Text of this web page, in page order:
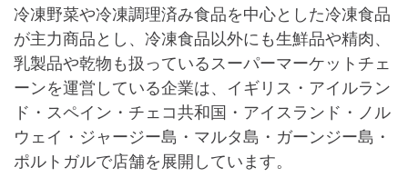
冷凍野菜や冷凍調理済み食品を中心とした冷凍食品
が主力商品とし、冷凍食品以外にも生鮮品や精肉、
乳製品や乾物も扱っているスーパーマーケットチェ
ーンを運営している企業は、イギリス・アイルラン
ド・スペイン・チェコ共和国・アイスランド・ノル
ウェイ・ジャージー島・マルタ島・ガーンジー島・
ポルトガルで店舗を展開しています。